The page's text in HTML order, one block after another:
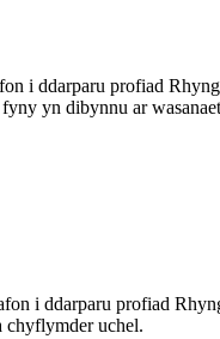
i ddarparu profiad
yn dibynnu ar
i ddarparu profiad
chyflymder uchel.